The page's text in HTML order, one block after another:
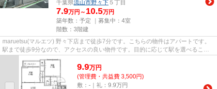
千葉県流山市野々下 ５丁目
7.9万円～ 10.5万円
築年数：予定 ｜募集中： 4室
階数：3階建
maruetsu(マルエツ) 野々下店まで徒歩7分です。こちらの物件はアパートです。
駅まで徒歩9分なので、アクセスの良い物件です。目的に応じて駅を選べること
が、2駅利用できるこの物件の...
9.9万円
(管理費・共益費 3,500円)
敷：-｜礼：9.9万円